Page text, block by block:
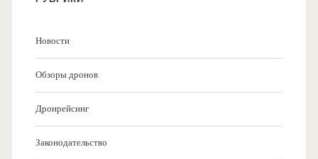
Новости
Обзоры дронов
Дронрейсинг
Законодательство